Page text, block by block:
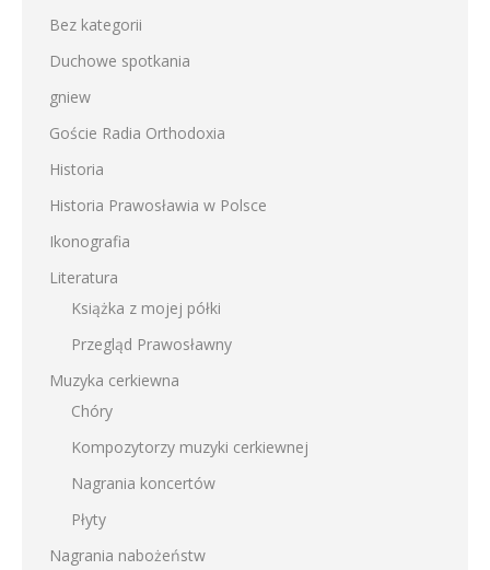
Bez kategorii
Duchowe spotkania
gniew
Goście Radia Orthodoxia
Historia
Historia Prawosławia w Polsce
Ikonografia
Literatura
Książka z mojej półki
Przegląd Prawosławny
Muzyka cerkiewna
Chóry
Kompozytorzy muzyki cerkiewnej
Nagrania koncertów
Płyty
Nagrania nabożeństw